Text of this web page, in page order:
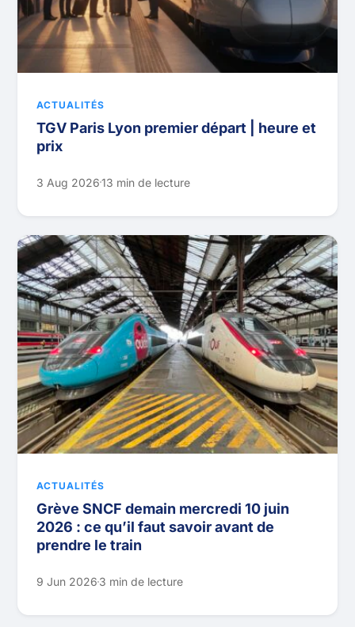
ACTUALITÉS
TGV Paris Lyon premier départ | heure et
prix
3 Aug 202613 min de lecture
ACTUALITÉS
Grève SNCF demain mercredi 10 juin
2026 : ce qu’il faut savoir avant de
prendre le train
9 Jun 20263 min de lecture